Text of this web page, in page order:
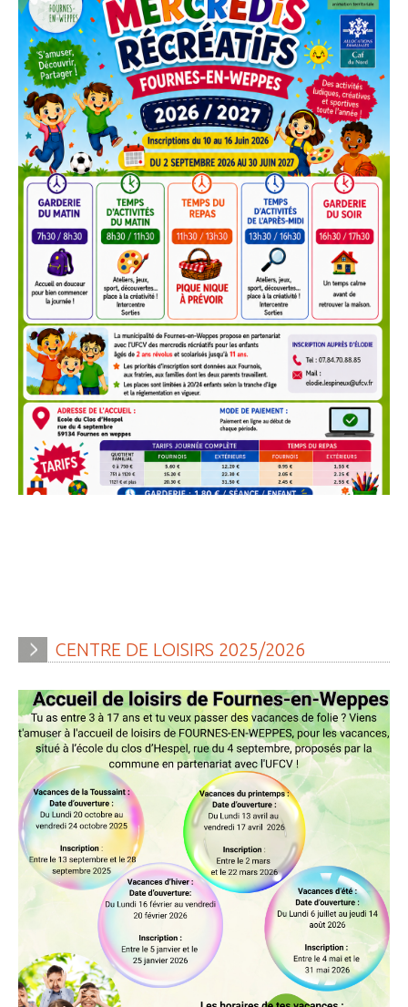
CENTRE DE LOISIRS 2025/2026